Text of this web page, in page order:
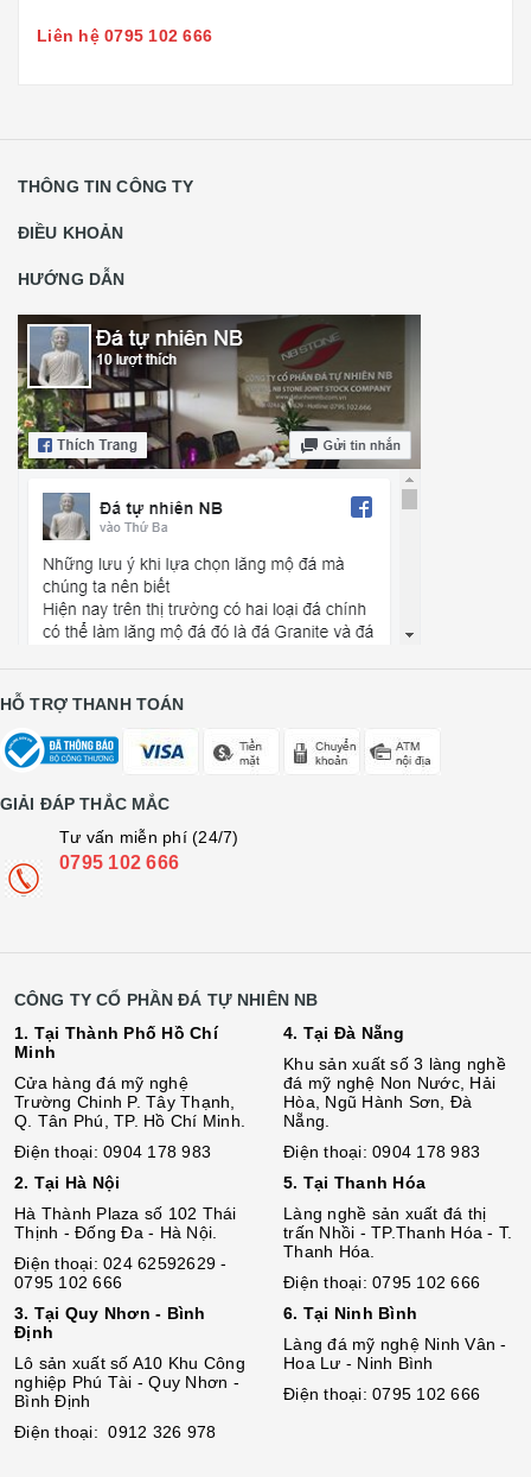
Liên hệ 0795 102 666
THÔNG TIN CÔNG TY
ĐIỀU KHOẢN
HƯỚNG DẪN
HỖ TRỢ THANH TOÁN
GIẢI ĐÁP THẮC MẮC
Tư vấn miễn phí (24/7)
0795 102 666
CÔNG TY CỔ PHẦN ĐÁ TỰ NHIÊN NB
1. Tại Thành Phố Hồ Chí
Minh
Cửa hàng đá mỹ nghệ
Trường Chinh P. Tây Thạnh,
Q. Tân Phú, TP. Hồ Chí Minh.
Điện thoại: 0904 178 983
2. Tại Hà Nội
Hà Thành Plaza số 102 Thái
Thịnh - Đống Đa - Hà Nội.
Điện thoại: 024 62592629 -
0795 102 666
3. Tại Quy Nhơn - Bình
Định
Lô sản xuất số A10 Khu Công
nghiệp Phú Tài - Quy Nhơn -
Bình Định
Điện thoại: 0912 326 978
4. Tại Đà Nẵng
Khu sản xuất số 3 làng nghề
đá mỹ nghệ Non Nước, Hải
Hòa, Ngũ Hành Sơn, Đà
Nẵng.
Điện thoại: 0904 178 983
5. Tại Thanh Hóa
Làng nghề sản xuất đá thị
trấn Nhồi - TP.Thanh Hóa - T.
Thanh Hóa.
Điện thoại: 0795 102 666
6. Tại Ninh Bình
Làng đá mỹ nghệ Ninh Vân -
Hoa Lư - Ninh Bình
Điện thoại: 0795 102 666